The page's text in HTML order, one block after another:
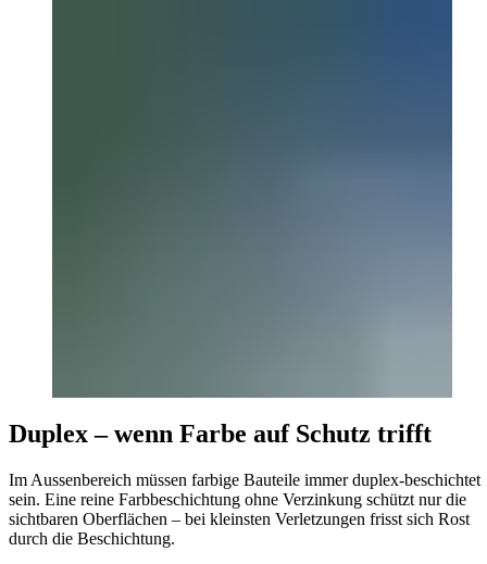
Duplex – wenn Farbe auf Schutz trifft
Im Aussenbereich müssen farbige Bauteile immer duplex-beschichtet
sein. Eine reine Farbbeschichtung ohne Verzinkung schützt nur die
sichtbaren Oberflächen – bei kleinsten Verletzungen frisst sich Rost
durch die Beschichtung.